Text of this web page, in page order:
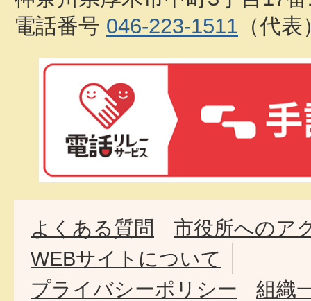
電話番号 046-223-1511 （代表
よくある質問
市役所へのア
WEBサイトについて
プライバシーポリシー
組織